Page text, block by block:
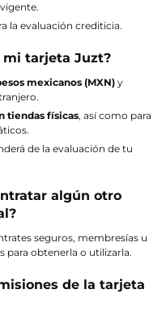
la evaluación crediticia.
mi tarjeta Juzt?
mexicanos (MXN) y
tiendas físicas, así como para
de la evaluación de tu
algún otro
seguros, membresías u
para obtenerla o utilizarla.
de la tarjeta